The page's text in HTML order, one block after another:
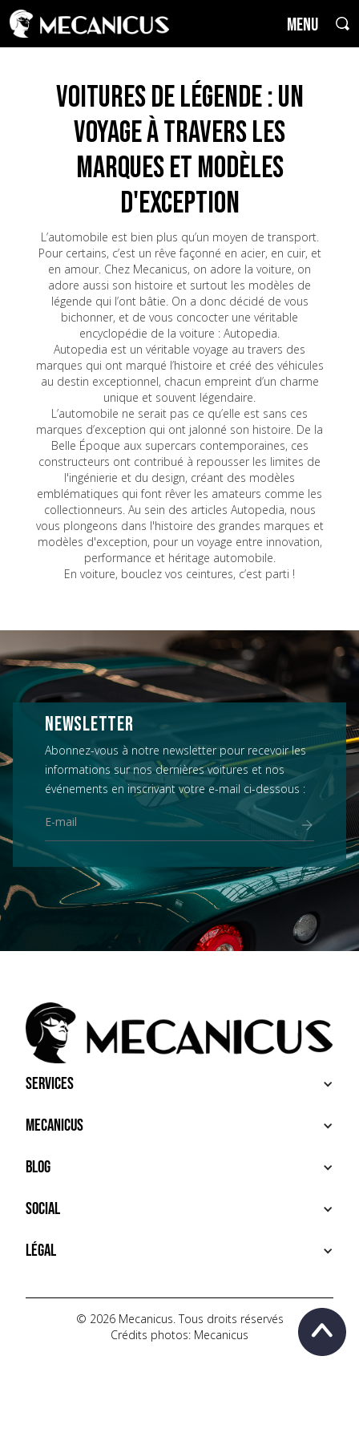
MENU
Voitures de Légende : un
voyage à travers les
marques et modèles
d'exception
L’automobile est bien plus qu’un moyen de transport.
Pour certains, c’est un rêve façonné en acier, en cuir, et
en amour. Chez Mecanicus, on adore la voiture, on
adore aussi son histoire et surtout les modèles de
légende qui l’ont bâtie. On a donc décidé de vous
bichonner, et de vous concocter une véritable
encyclopédie de la voiture : Autopedia.
Autopedia est un véritable voyage au travers des
marques qui ont marqué l’histoire et créé des véhicules
au destin exceptionnel, chacun empreint d’un charme
unique et souvent légendaire.
L’automobile ne serait pas ce qu’elle est sans ces
marques d’exception qui ont jalonné son histoire. De la
Belle Époque aux supercars contemporaines, ces
constructeurs ont contribué à repousser les limites de
l'ingénierie et du design, créant des modèles
emblématiques qui font rêver les amateurs comme les
collectionneurs. Au sein des articles Autopedia, nous
vous plongeons dans l'histoire des grandes marques et
modèles d'exception, pour un voyage entre innovation,
performance et héritage automobile.
En voiture, bouclez vos ceintures, c’est parti !
NEWSLETTER
Abonnez-vous à notre newsletter pour recevoir les
informations sur nos dernières voitures et nos
événements en inscrivant votre e-mail ci-dessous :
Services
ACHETER
VENDRE
SERVICES PREMIUM
Mecanicus
À PROPOS
HOUSE MECANICUS
CONTACT
Blog
NEWS
VIDÉOS
AUTOPÉDIA
Social
INSTAGRAM
TIKTOK
YOUTUBE
Légal
POLITIQUE DE CONFIDENTIALITÉ
© 2026 Mecanicus. Tous droits réservés
Crédits photos: Mecanicus